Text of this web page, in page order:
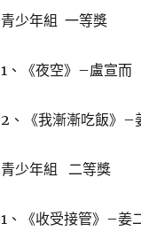
青少年組 一等獎
1、《夜空》–盧宣而
2、《我漸漸吃飯》–
青少年組 二等獎
1、《收受接管》–姜